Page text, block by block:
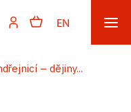
EN
– dějiny...